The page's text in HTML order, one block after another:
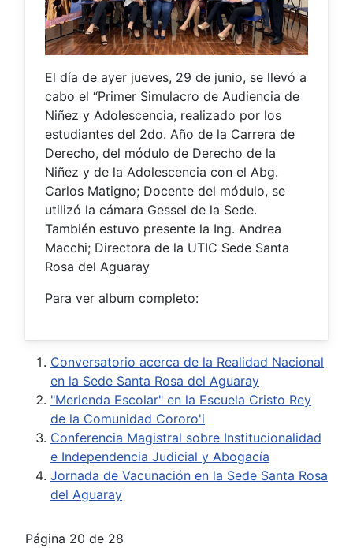
El día de ayer jueves, 29 de junio, se llevó a
cabo el “Primer Simulacro de Audiencia de
Niñez y Adolescencia, realizado por los
estudiantes del 2do. Año de la Carrera de
Derecho, del módulo de Derecho de la
Niñez y de la Adolescencia con el Abg.
Carlos Matigno; Docente del módulo, se
utilizó la cámara Gessel de la Sede.
También estuvo presente la Ing. Andrea
Macchi; Directora de la UTIC Sede Santa
Rosa del Aguaray
Para ver album completo:
Conversatorio acerca de la Realidad Nacional
en la Sede Santa Rosa del Aguaray
"Merienda Escolar" en la Escuela Cristo Rey
de la Comunidad Cororo'i
Conferencia Magistral sobre Institucionalidad
e Independencia Judicial y Abogacía
Jornada de Vacunación en la Sede Santa Rosa
del Aguaray
Página 20 de 28